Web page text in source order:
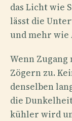
das Licht wie
lässt die
und mehr
Wenn
Zögern zu.
denselben
die
kühler wird